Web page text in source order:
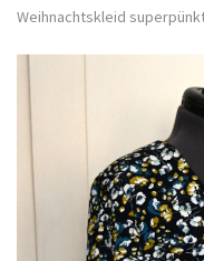
Weihnachtskleid